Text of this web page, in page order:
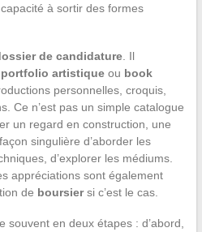
à sortir des formes
de candidature. Il
portfolio artistiqueou book
personnelles, croquis,
Ce n’est pas un simple catalogue
un regard en construction, une
singulière d’aborder les
d’explorer les médiums.
appréciations sont également
de boursiersi c’est le cas.
souvent en deux étapes : d’abord,